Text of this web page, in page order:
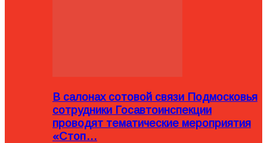
В салонах сотовой связи Подмосковья
сотрудники Госавтоинспекции
проводят тематические мероприятия
«Стоп…